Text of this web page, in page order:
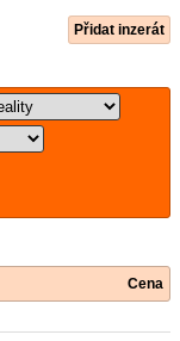
Přidat inzerát
Cena